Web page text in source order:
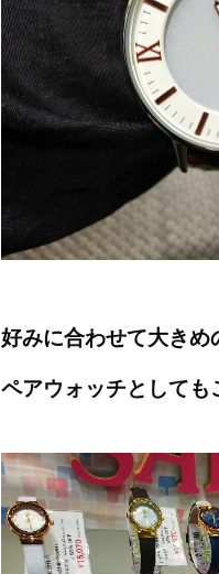
好みに合わせて大きめ
ペアウォッチとしても